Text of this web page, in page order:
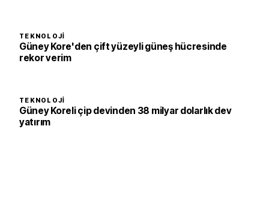
TEKNOLOJI
Güney Kore'den çift yüzeyli güneş hücresinde
rekor verim
TEKNOLOJI
Güney Koreli çip devinden 38 milyar dolarlık dev
yatırım